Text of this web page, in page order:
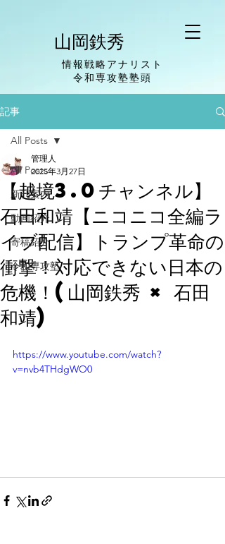
山岡鉄秀
情報戦略アナリスト
​令和専攻塾塾頭
記事
All Posts
新刊案内
動画紹介
寄稿紹介
令和専攻塾
All Posts
【越境3.0チャンネル】
石田和靖【ニコニコ全編ラ
イブ配信】トランプ革命の
衝撃！対応できない日本の
危機！(山岡鉄秀 × 石田
和靖)
管理人
2025年3月27日
https://www.youtube.com/watch?
v=nvb4THdgWO0